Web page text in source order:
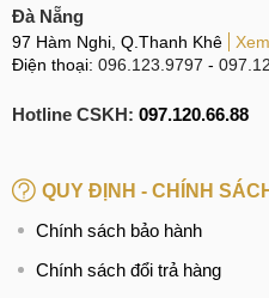
Đà Nẵng
97 Hàm Nghi, Q.Thanh Khê
Điện thoại: 096.123.9797 -
Hotline CSKH: 097.120.66.88
QUY ĐỊNH - CHÍNH
Chính sách bảo hành
Chính sách đổi trả hàng